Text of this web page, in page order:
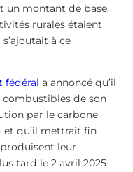
un montant de base,
rurales étaient
à ce
fédéral a annoncé qu’il
de son
par le carbone
et qu’il mettrait fin
leur
tard le 2 avril 2025